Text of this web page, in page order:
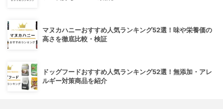
マヌカハニーおすすめ人気ランキング52選！味や栄養価の
高さを徹底比較・検証
ドッグフードおすすめ人気ランキング52選！無添加・アレ
ルギー対策商品を紹介